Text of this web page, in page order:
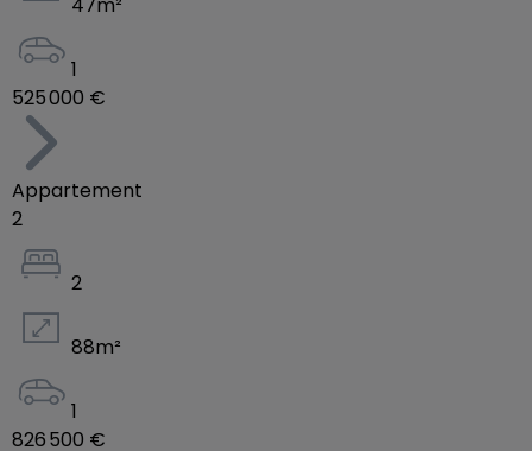
1
525 000 €
Appartement
2
2
88m²
1
826 500 €